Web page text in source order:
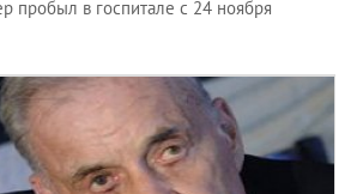
пробыл в госпитале с 24 ноября